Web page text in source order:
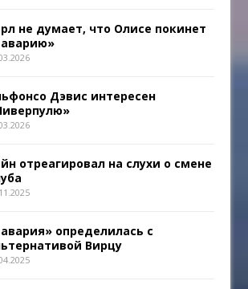
не думает, что Олисе покинет
Дэвис интересен
отреагировал на слухи о смене
определилась с
Вирцу